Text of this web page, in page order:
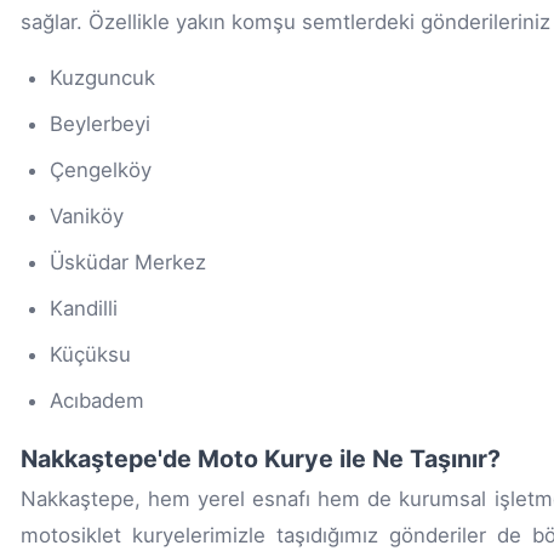
sağlar. Özellikle yakın komşu semtlerdeki
Kuzguncuk
Beylerbeyi
Çengelköy
Vaniköy
Üsküdar Merkez
Kandilli
Küçüksu
Acıbadem
Nakkaştepe'de Moto Kurye ile Ne Taşınır?
Nakkaştepe, hem yerel esnafı hem de kurumsal
motosiklet kuryelerimizle taşıdığımız gönderiler de